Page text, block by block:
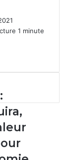
1 minute